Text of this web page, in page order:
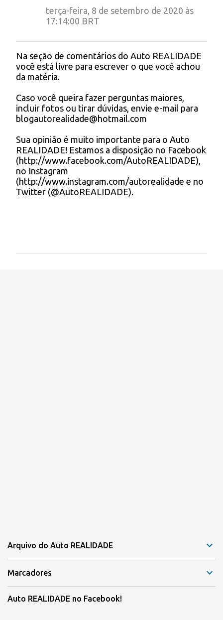
terça-feira, 8 de setembro de 2020 às
17:14:00 BRT
P
o
s
a
r
u
c
o
m
e
n
t
Na seção de comentários do Auto REALIDADE
você está livre para escrever o que você achou
da matéria.
Caso você queira fazer perguntas maiores,
incluir fotos ou tirar dúvidas, envie e-mail para
blogautorealidade@hotmail.com
Sua opinião é muito importante para o Auto
REALIDADE! Estamos a disposição no Facebook
(http://www.facebook.com/AutoREALIDADE),
no Instagram
(http://www.instagram.com/autorealidade e no
Twitter (@AutoREALIDADE).
Arquivo do Auto REALIDADE
Marcadores
Auto REALIDADE no Facebook!